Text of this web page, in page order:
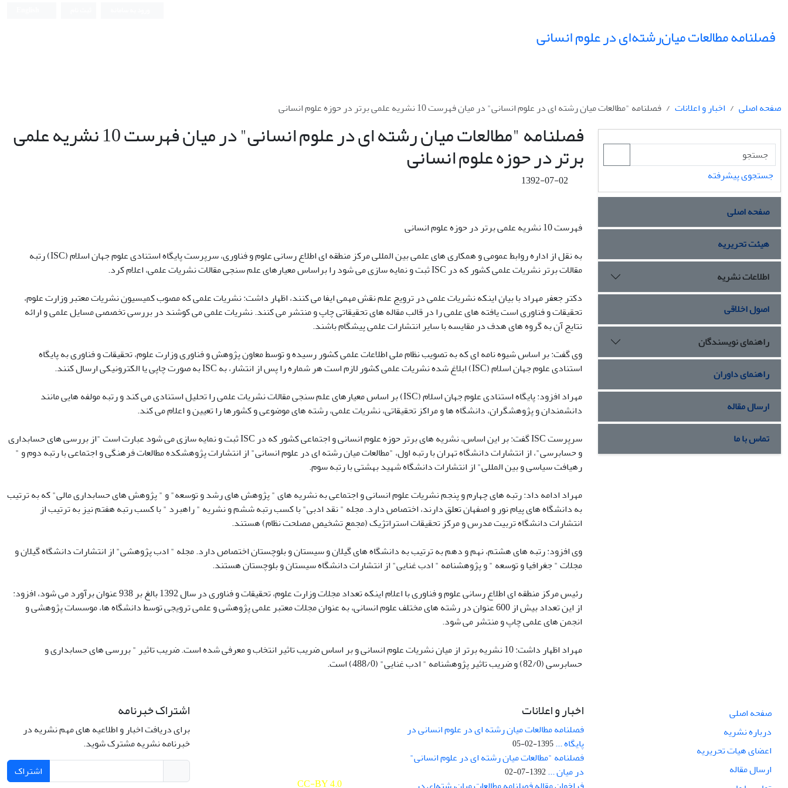
فصلنامه مطالعات میان‌رشته‌ای در علوم انسانی
صفحه اصلی اخبار و اعلانات فصلنامه "مطالعات میان رشته ای در علوم انسانی" در میان فهرست 10 نشریه علمی برتر در حوزه علوم انسانی
جستجوی پیشرفته
صفحه اصلی
هیئت تحریریه
اطلاعات نشریه
اصول اخلاقی
راهنمای نویسندگان
راهنمای داوران
ارسال مقاله
تماس با ما
فصلنامه "مطالعات میان رشته ای در علوم انسانی" در میان فهرست 10 نشریه علمی
برتر در حوزه علوم انسانی
1392-07-02
فهرست 10 نشریه علمی برتر در حوزه علوم انسانی
به نقل از اداره روابط عمومی و همکاری های علمی بین المللی مرکز منطقه ای اطلاع رسانی علوم و فناوری، سرپرست پایگاه استنادی علوم جهان اسلام (ISC) رتبه
مقالات برتر نشریات علمی کشور که در ISC ثبت و نمایه سازی می شود را براساس معیارهای علم سنجی مقالات نشریات علمی، اعلام کرد.
دکتر جعفر مهراد با بیان اینکه نشریات علمی در ترویج علم نقش مهمی ایفا می کنند، اظهار داشت: نشریات علمی که مصوب کمیسیون نشریات معتبر وزارت علوم،
تحقیقات و فناوری است یافته های علمی را در قالب مقاله های تحقیقاتی چاپ و منتشر می کنند. نشریات علمی می کوشند در بررسی تخصصی مسایل علمی و ارائه
نتایج آن به گروه های هدف در مقایسه با سایر انتشارات علمی پیشگام باشند.
وی گفت: بر اساس شیوه نامه ای که به تصویب نظام ملی اطلاعات علمی کشور رسیده و توسط معاون پژوهش و فناوری وزارت علوم، تحقیقات و فناوری به پایگاه
استنادی علوم جهان اسلام (ISC) ابلاغ شده نشریات علمی کشور لازم است هر شماره را پس از انتشار، به ISC به صورت چاپی یا الکترونیکی ارسال کنند.
مهراد افزود: پایگاه استنادی علوم جهان اسلام (ISC) بر اساس معیارهای علم سنجی مقالات نشریات علمی را تحلیل استنادی می کند و رتبه مولفه هایی مانند
دانشمندان و پژوهشگران، دانشگاه ها و مراکز تحقیقاتی، نشریات علمی، رشته های موضوعی و کشورها را تعیین و اعلام می کند.
سرپرست ISC گفت: بر این اساس، نشریه های برتر حوزه علوم انسانی و اجتماعی کشور که در ISC ثبت و نمایه سازی می شود عبارت است "از بررسی های حسابداری
و حسابرسی"، از انتشارات دانشگاه تهران با رتبه اول، "مطالعات میان رشته ای در علوم انسانی" از انتشارات پژوهشکده مطالعات فرهنگی و اجتماعی با رتبه دوم و "
رهیافت سیاسی و بین المللی" از انتشارات دانشگاه شهید بهشتی با رتبه سوم.
مهراد ادامه داد: رتبه های چهارم و پنجم نشریات علوم انسانی و اجتماعی به نشریه های " پژوهش های رشد و توسعه" و " پژوهش های حسابداری مالی" که به ترتیب
به دانشگاه های پیام نور و اصفهان تعلق دارند، اختصاص دارد. مجله " نقد ادبی" با کسب رتبه ششم و نشریه " راهبرد " با کسب رتبه هفتم نیز به ترتیب از
انتشارات دانشگاه تربیت مدرس و مرکز تحقیقات استراتژیک (مجمع تشخیص مصلحت نظام) هستند.
وی افزود: رتبه های هشتم، نهم و دهم به ترتیب به دانشگاه های گیلان و سیستان و بلوچستان اختصاص دارد. مجله " ادب پژوهشی" از انتشارات دانشگاه گیلان و
مجلات " جغرافیا و توسعه " و پژوهشنامه " ادب غنایی" از انتشارات دانشگاه سیستان و بلوچستان هستند.
رئیس مرکز منطقه ای اطلاع رسانی علوم و فناوری با اعلام اینکه تعداد مجلات وزارت علوم، تحقیقات و فناوری در سال 1392 بالغ بر 938 عنوان برآورد می شود، افزود:
از این تعداد بیش از 600 عنوان در رشته های مختلف علوم انسانی، به عنوان مجلات معتبر علمی پژوهشی و علمی ترویجی توسط دانشگاه ها، موسسات پژوهشی و
انجمن های علمی چاپ و منتشر می شود.
مهراد اظهار داشت: 10 نشریه برتر از میان نشریات علوم انسانی و بر اساس ضریب تاثیر انتخاب و معرفی شده است. ضریب تاثیر " بررسی های حسابداری و
حسابرسی (82/0) و ضریب تاثیر پژوهشنامه " ادب غنایی" (488/0) است.
صفحه اصلی
درباره نشریه
اعضای هیات تحریریه
ارسال مقاله
اخبار و اعلانات
فصلنامه مطالعات میان رشته ای در علوم انسانی در
پایگاه ...1395-02-05
فصلنامه "مطالعات میان رشته ای در علوم انسانی"
در میان ...1392-07-02
CC-BY 4.0
اشتراک خبرنامه
برای دریافت اخبار و اطلاعیه های مهم نشریه در
خبرنامه نشریه مشترک شوید.
اشتراک